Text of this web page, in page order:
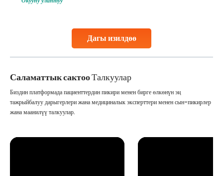
Дагы изилдөө
Саламаттык сактооТалкуулар
Биздин платформада пациенттердин пикири менен бирге өлкөнүн эң
тажрыйбалуу дарыгерлери жана медициналык эксперттери менен сын-пикирлер
жана маанилүү талкуулар.